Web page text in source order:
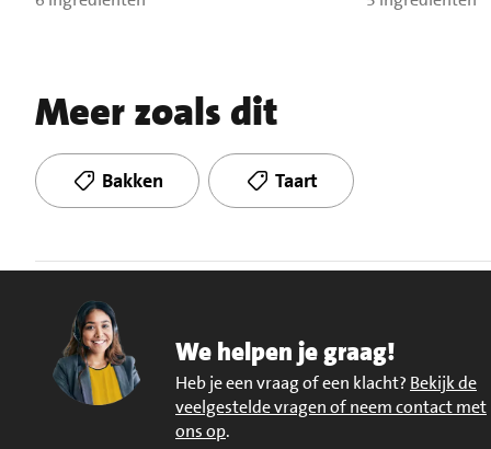
Meer zoals dit
Bakken Taart
We helpen je graag!
Heb je een vraag of een klacht? Bekijk de
veelgestelde vragen of neem contact met
ons op.